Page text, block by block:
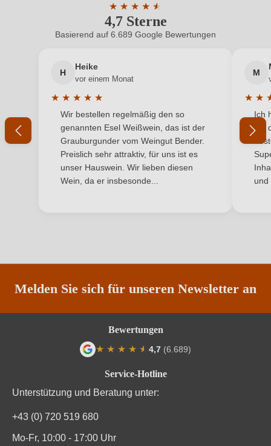
Cantina Produttori Bolzano Soc. Coop., Via San
Maurizio 36, 39100 Bozen (BZ), Italien
Land Italien
Passt zu Fisch, Meeresfrüchte
DOC
Weinart Weißwein
Nährwertangaben
Durchschnittliche nährwertangaben
Kohlenhydrate davon Zucker
Neuer Kunde? Neuer Kunde?
Ihre E-Mail-Adresse
Ihr Passwort
Ich habe mein Passwort vergessen
4,7 Sterne
★ ★ ★ ★ ★
★
Durchschnittliche Bewertung von 4.7
Basierend auf 6.689 Google Bewertungen
H
Heike
vor einem Monat
★ ★ ★ ★ ★
Durchschnittliche Bewertung von 5 von 5 Sternen
Wir bestellen regelmäßig den so
genannten Esel Weißwein, das ist der
Grauburgunder vom Weingut Bender.
Preislich sehr attraktiv, für uns ist es
unser Hauswein. Wir lieben diesen
Wein, da er insbesonde...
M
★ ★
Ich
mit
und
Melden Sie sich für unseren Newsletter an
Service-Hotline
Unterstützung und Beratung unter:
+43 (0) 720 519 680
Mo-Fr, 10:00 - 17:00 Uhr
Bewertungen
★ ★ ★ ★ ★
★ 4,7 (6.689)